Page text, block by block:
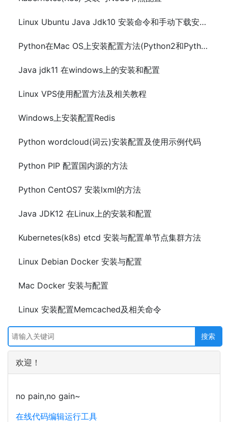
Linux Ubuntu Java Jdk10 安装命令和手动下载安装方法
Python在Mac OS上安装配置方法(Python2和Python3)
Java jdk11 在windows上的安装和配置
Linux VPS使用配置方法及相关教程
Windows上安装配置Redis
Python wordcloud(词云)安装配置及使用示例代码
Python PIP 配置国内源的方法
Python CentOS7 安装lxml的方法
Java JDK12 在Linux上的安装和配置
Kubernetes(k8s) etcd 安装与配置单节点集群方法
Linux Debian Docker 安装与配置
Mac Docker 安装与配置
Linux 安装配置Memcached及相关命令
欢迎！
no pain,no gain~
在线代码编辑运行工具